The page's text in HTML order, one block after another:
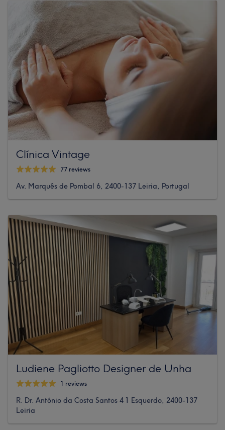
Clínica Vintage
77 reviews
Av. Marquês de Pombal 6, 2400-137 Leiria, Portugal
Ludiene Pagliotto Designer de Unha
1 reviews
R. Dr. António da Costa Santos 4 1 Esquerdo, 2400-137
Leiria